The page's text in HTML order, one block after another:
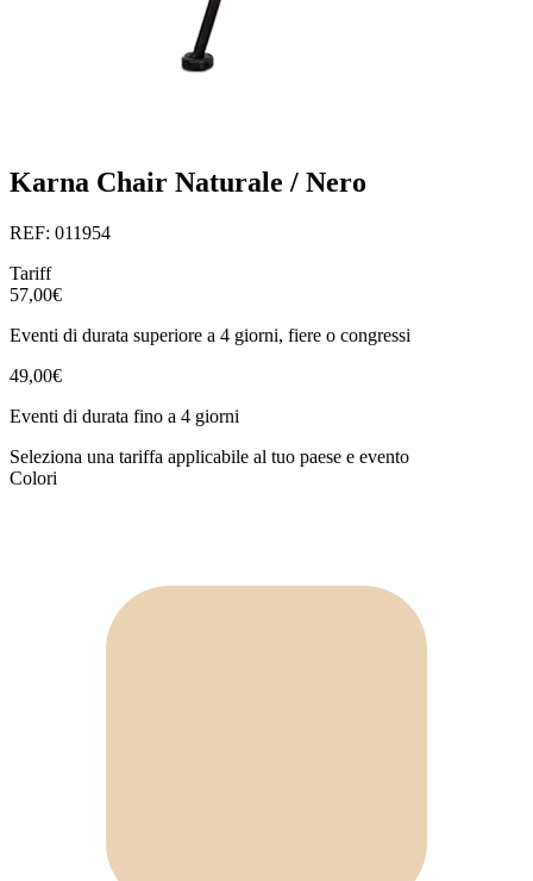
Karna Chair Naturale / Nero
REF: 011954
Tariff
57,00€
Eventi di durata superiore a 4 giorni, fiere o congressi
49,00€
Eventi di durata fino a 4 giorni
Seleziona una tariffa applicabile al tuo paese e evento
Colori